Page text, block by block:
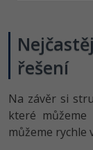
řešení
Na závěr si
které
můžeme rychle